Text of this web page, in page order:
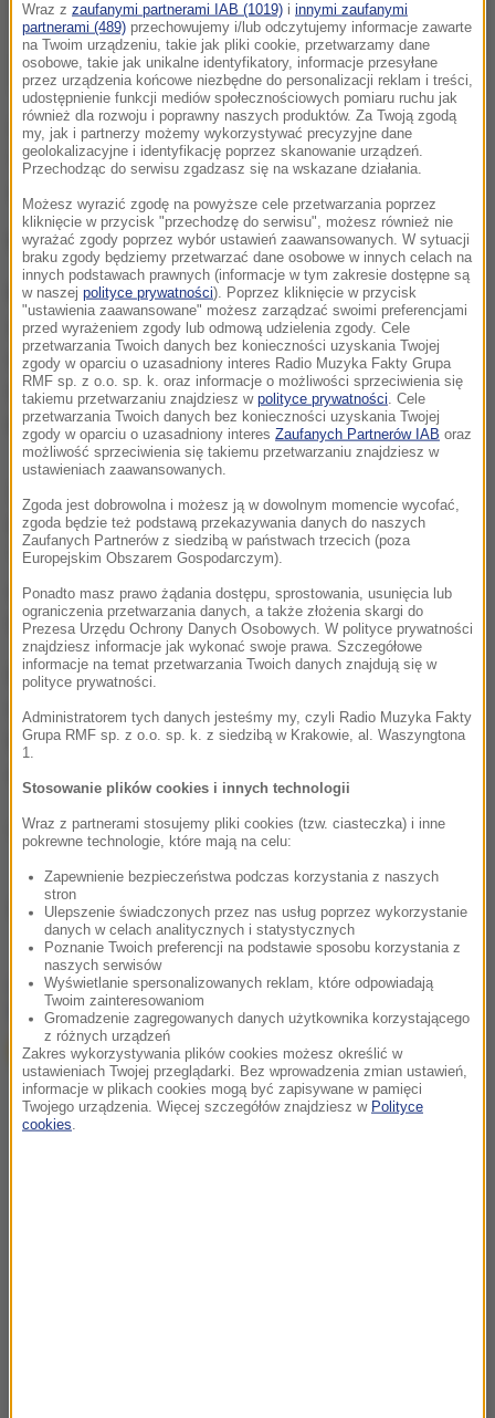
Zawodnicy wyruszyli z Kopca Krakusa o godzinie
10:30. Potem dotarli pod Kopiec Kościuszki, a
Na starcie stanęło aż 2,5 tys. zawodników.
Bieg Trzech Kopców to to atrakcyjne i widowiskowe
zawody, ale ze względu na trasę dość trudne i
wymagające. Biegacze pokonują 13-kilometrową
trasę pomiędzy trzema krakowskimi kopcami -
Krakusa, Kościuszki i Piłsudskiego.
międzynarodowej bieg został zaliczony jako
"anglosaski", w którym trasa prowadzi raz w górę raz
w dół, w odróżnieniu od wersji "alpejskiej", gdzie
trasa w przeważającej części tylko się wznosi.
Dystans uczestnicy muszą pokonać w
regulaminowym czasie 2 godzin. Jest to jedyny w
Polsce bieg górski, który wiedzie przez centrum
(az)
Źródło: RMF FM
chcesz widzieć więcej artykułów od RMF24?dodaj w
Google
Wraz z zaufanymi partnerami IAB (1019) i innymi zaufanymi
partnerami (489) przechowujemy i/lub odczytujemy informacje zawarte
na Twoim urządzeniu, takie jak pliki cookie, przetwarzamy dane
osobowe, takie jak unikalne identyfikatory, informacje przesyłane
przez urządzenia końcowe niezbędne do personalizacji reklam i treści,
udostępnienie funkcji mediów społecznościowych pomiaru ruchu jak
również dla rozwoju i poprawny naszych produktów. Za Twoją zgodą
my, jak i partnerzy możemy wykorzystywać precyzyjne dane
geolokalizacyjne i identyfikację poprzez skanowanie urządzeń.
Przechodząc do serwisu zgadzasz się na wskazane działania.
Możesz wyrazić zgodę na powyższe cele przetwarzania poprzez
kliknięcie w przycisk "przechodzę do serwisu", możesz również nie
wyrażać zgody poprzez wybór ustawień zaawansowanych. W sytuacji
braku zgody będziemy przetwarzać dane osobowe w innych celach na
innych podstawach prawnych (informacje w tym zakresie dostępne są
w naszej polityce prywatności). Poprzez kliknięcie w przycisk
"ustawienia zaawansowane" możesz zarządzać swoimi preferencjami
przed wyrażeniem zgody lub odmową udzielenia zgody. Cele
przetwarzania Twoich danych bez konieczności uzyskania Twojej
zgody w oparciu o uzasadniony interes Radio Muzyka Fakty Grupa
RMF sp. z o.o. sp. k. oraz informacje o możliwości sprzeciwienia się
takiemu przetwarzaniu znajdziesz w polityce prywatności . Cele
przetwarzania Twoich danych bez konieczności uzyskania Twojej
zgody w oparciu o uzasadniony interes Zaufanych Partnerów IAB oraz
możliwość sprzeciwienia się takiemu przetwarzaniu znajdziesz w
ustawieniach zaawansowanych.
Zgoda jest dobrowolna i możesz ją w dowolnym momencie wycofać,
zgoda będzie też podstawą przekazywania danych do naszych
Zaufanych Partnerów z siedzibą w państwach trzecich (poza
Europejskim Obszarem Gospodarczym).
Ponadto masz prawo żądania dostępu, sprostowania, usunięcia lub
ograniczenia przetwarzania danych, a także złożenia skargi do
Prezesa Urzędu Ochrony Danych Osobowych. W polityce prywatności
znajdziesz informacje jak wykonać swoje prawa. Szczegółowe
informacje na temat przetwarzania Twoich danych znajdują się w
polityce prywatności.
Administratorem tych danych jesteśmy my, czyli Radio Muzyka Fakty
Grupa RMF sp. z o.o. sp. k. z siedzibą w Krakowie, al. Waszyngtona
1.
Stosowanie plików cookies i innych technologii
Wraz z partnerami stosujemy pliki cookies (tzw. ciasteczka) i inne
pokrewne technologie, które mają na celu:
Zapewnienie bezpieczeństwa podczas korzystania z naszych
stron
Ulepszenie świadczonych przez nas usług poprzez wykorzystanie
danych w celach analitycznych i statystycznych
Poznanie Twoich preferencji na podstawie sposobu korzystania z
naszych serwisów
Wyświetlanie spersonalizowanych reklam, które odpowiadają
Twoim zainteresowaniom
Gromadzenie zagregowanych danych użytkownika korzystającego
z różnych urządzeń
Zakres wykorzystywania plików cookies możesz określić w
ustawieniach Twojej przeglądarki. Bez wprowadzenia zmian ustawień,
informacje w plikach cookies mogą być zapisywane w pamięci
Twojego urządzenia. Więcej szczegółów znajdziesz w Polityce
cookies